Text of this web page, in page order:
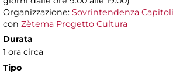
Organizzazione: Sovrintendenza
con Zètema Progetto Cultura
Durata
1 ora circa
Tipo